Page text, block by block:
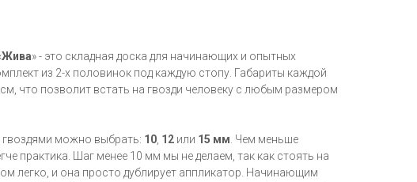
Жива» - это складная доска для начинающих и опытных
из 2-х половинок под каждую стопу. Габариты каждой
см, что позволит встать на гвозди человеку с любым размером
можно выбрать: 10, 12 или 15 мм. Чем меньше
практика. Шаг менее 10 мм мы не делаем, так как стоять на
легко, и она просто дублирует аппликатор. Начинающим